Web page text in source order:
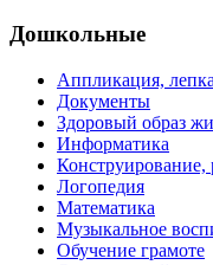
Дошкольные
Аппликация, лепка
Документы
Здоровый образ
Информатика
Конструирование,
Логопедия
Математика
Музыкальное
Обучение грамоте